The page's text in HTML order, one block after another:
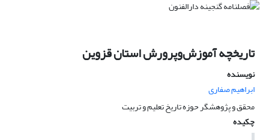
تاریخچه آموزش‌وپرورش استان قزوین
نویسنده
ابراهیم صفاری
محقق و پژوهشگر حوزه تاریخ تعلیم و تربیت
چکیده